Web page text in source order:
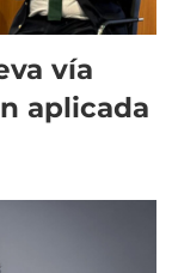
vía
aplicada